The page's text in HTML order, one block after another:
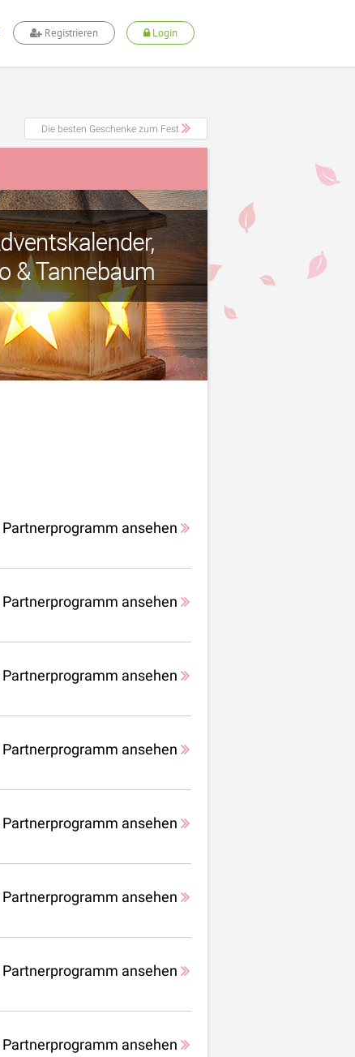
Registrieren Login
Die besten Geschenke zum Fest
Partnerprogramm ansehen
Partnerprogramm ansehen
Partnerprogramm ansehen
Partnerprogramm ansehen
Partnerprogramm ansehen
Partnerprogramm ansehen
Partnerprogramm ansehen
Partnerprogramm ansehen